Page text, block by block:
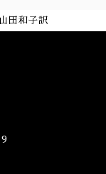
田和子訳